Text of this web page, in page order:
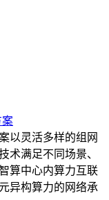
案
以灵活多样的组网
术满足不同场景、
算中心内算力互联
异构算力的网络承